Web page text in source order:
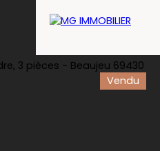
Vendu